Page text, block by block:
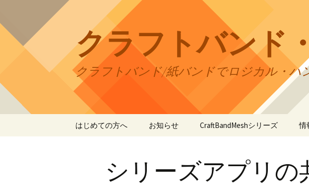
テ
キ
プ
クラフトバンド
クラフトバンド/紙バンドでロジカル・ハ
はじめての方へ お知らせ CraftBandMeshシリーズ
CraftBandSquare45
例
情
シリーズアプリの